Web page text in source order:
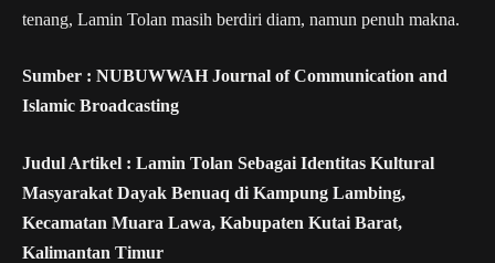
tenang, Lamin Tolan masih berdiri diam, namun penuh makna.
Sumber : NUBUWWAH Journal of Communication and
Islamic Broadcasting
Judul Artikel : Lamin Tolan Sebagai Identitas Kultural
Masyarakat Dayak Benuaq di Kampung Lambing,
Kecamatan Muara Lawa, Kabupaten Kutai Barat,
Kalimantan Timur